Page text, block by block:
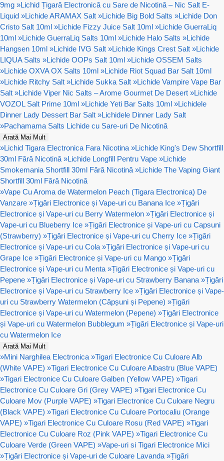
9mg »Lichid Țigară Electronică cu Sare de Nicotină – Nic Salt E-
Liquid »Lichide ARAMAX Salt »Lichide Big Bold Salts »Lichide Don
Cristo Salt 10ml »Lichide Fizzy Juice Salt 10ml »Lichide GuerraLiq
10ml »Lichide GuerraLiq Salts 10ml »Lichide Halo Salts »Lichide
Hangsen 10ml »Lichide IVG Salt »Lichide Kings Crest Salt »Lichide
LIQUA Salts »Lichide OOPs Salt 10ml »Lichide OSSEM Salts
»Lichide OXVA OX Salts 10ml »Lichide Riot Squad Bar Salt 10ml
»Lichide Ritchy Salt »Lichide Sukka Salt »Lichide Vampire Vape Bar
Salt »Lichide Viper Nic Salts – Arome Gourmet De Desert »Lichide
VOZOL Salt Prime 10ml »Lichide Yeti Bar Salts 10ml »Lichidele
Dinner Lady Dessert Bar Salt »Lichidele Dinner Lady Salt
»Pachamama Salts Lichide cu Sare-uri De Nicotină
Arată Mai Mult
»Lichid Tigara Electronica Fara Nicotina »Lichide King's Dew Shortfill
30ml Fără Nicotină »Lichide Longfill Pentru Vape »Lichide
Smokemania Shortfill 30ml Fără Nicotină »Lichide The Vaping Giant
Shortfill 30ml Fără Nicotină
»Vape Cu Aroma de Watermelon Peach (Tigara Electronica) De
Vanzare »Țigări Electronice și Vape-uri cu Banana Ice »Țigări
Electronice și Vape-uri cu Berry Watermelon »Țigări Electronice și
Vape-uri cu Blueberry Ice »Țigări Electronice și Vape-uri cu Capsuni
(Strawberry) »Țigări Electronice și Vape-uri cu Cherry Ice »Țigări
Electronice și Vape-uri cu Cola »Țigări Electronice și Vape-uri cu
Grape Ice »Țigări Electronice și Vape-uri cu Mango »Țigări
Electronice și Vape-uri cu Menta »Țigări Electronice și Vape-uri cu
Pepene »Țigări Electronice și Vape-uri cu Strawberry Banana »Țigări
Electronice și Vape-uri cu Strawberry Ice »Țigări Electronice și Vape-
uri cu Strawberry Watermelon (Căpșuni și Pepene) »Țigări
Electronice și Vape-uri cu Watermelon (Pepene) »Țigări Electronice
și Vape-uri cu Watermelon Bubblegum »Țigări Electronice și Vape-uri
cu Watermelon Ice
Arată Mai Mult
»Mini Narghilea Electronica »Tigari Electronice Cu Culoare Alb
(White VAPE) »Tigari Electronice Cu Culoare Albastru (Blue VAPE)
»Tigari Electronice Cu Culoare Galben (Yellow VAPE) »Tigari
Electronice Cu Culoare Gri (Grey VAPE) »Tigari Electronice Cu
Culoare Mov (Purple VAPE) »Tigari Electronice Cu Culoare Negru
(Black VAPE) »Tigari Electronice Cu Culoare Portocaliu (Orange
VAPE) »Tigari Electronice Cu Culoare Rosu (Red VAPE) »Tigari
Electronice Cu Culoare Roz (Pink VAPE) »Tigari Electronice Cu
Culoare Verde (Green VAPE) »Vape-uri si Tigari Electronice Mici
»Țigări Electronice și Vape-uri de Culoare Lavanda »Țigări